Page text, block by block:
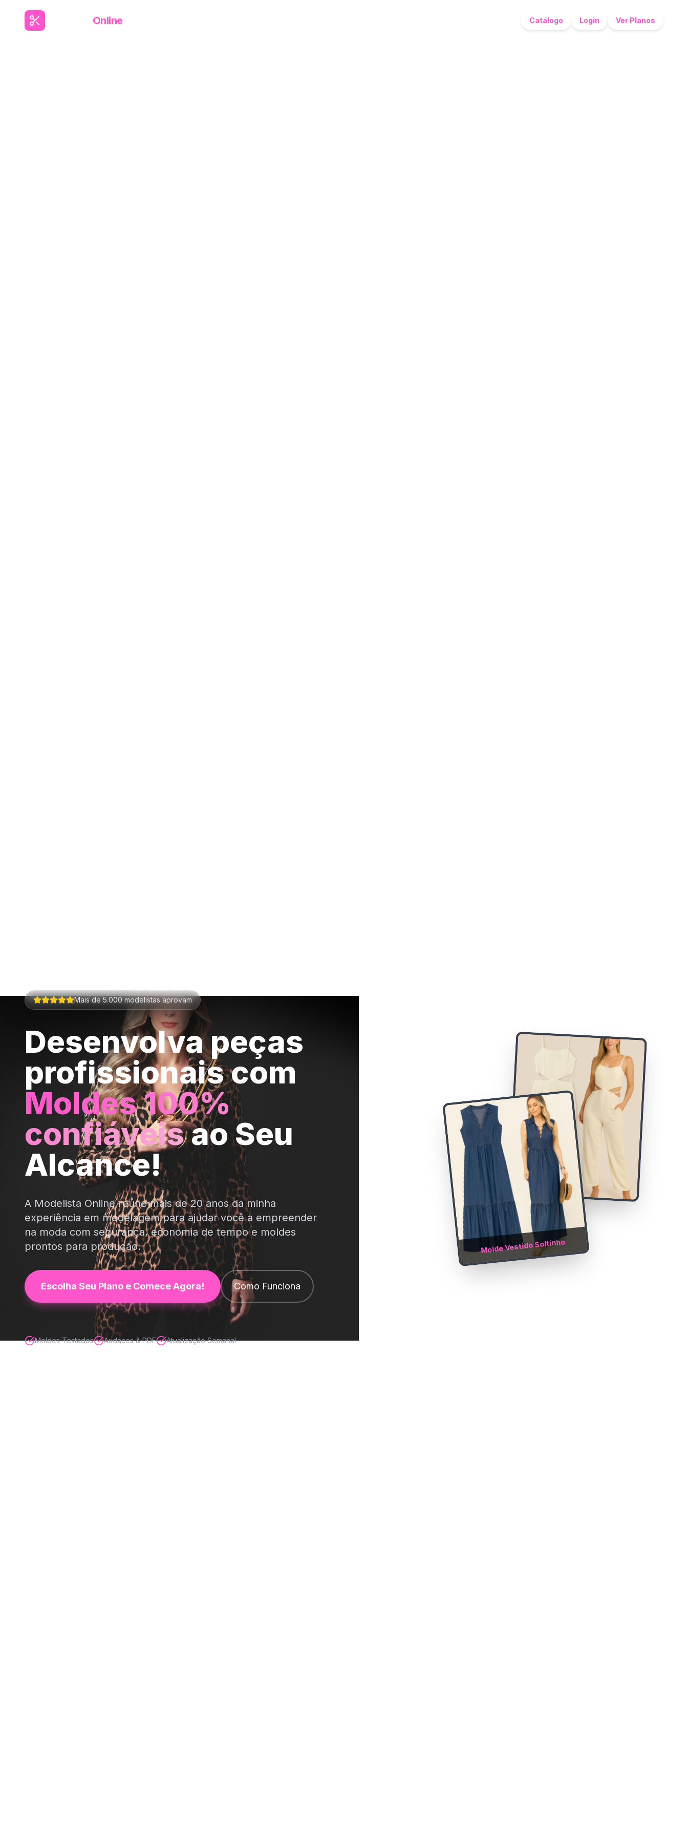
Online Catálogo Login Ver Planos
Mais de 5.000 modelistas aprovam
Desenvolva peças
profissionais com
Moldes 100%
confiáveisao Seu
Alcance!
A Modelista Online reúne mais de 20 anos da minha
experiência em modelagem para ajudar você a empreender
na moda com segurança, economia de tempo e moldes
prontos para produção.
Escolha Seu Plano e Comece Agora! Como Funciona
Moldes Testados Audaces & PDF Atualização Semanal
Molde Vestido Soltinho